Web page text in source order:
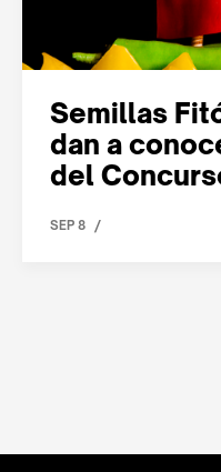
Semillas
dan a
del
SEP 8 /